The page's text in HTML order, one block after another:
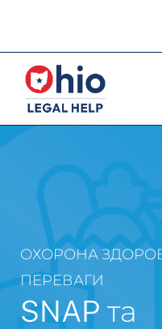
main
content
Основна
навіґація
Основна
навіґація
ОХОРОНА
ПЕРЕВАГИ
SNAP та